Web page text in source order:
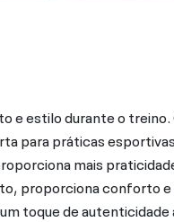
e estilo durante o treino.
para práticas
mais
proporciona conforto
toque de